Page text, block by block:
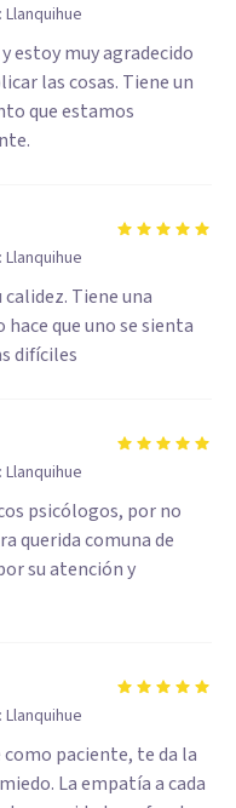
Llanquihue
estoy muy agradecido
las cosas. Tiene un
que estamos
Llanquihue
calidez. Tiene una
hace que uno se sienta
difíciles
Llanquihue
psicólogos, por no
querida comuna de
su atención y
Llanquihue
paciente, te da la
La empatía a cada